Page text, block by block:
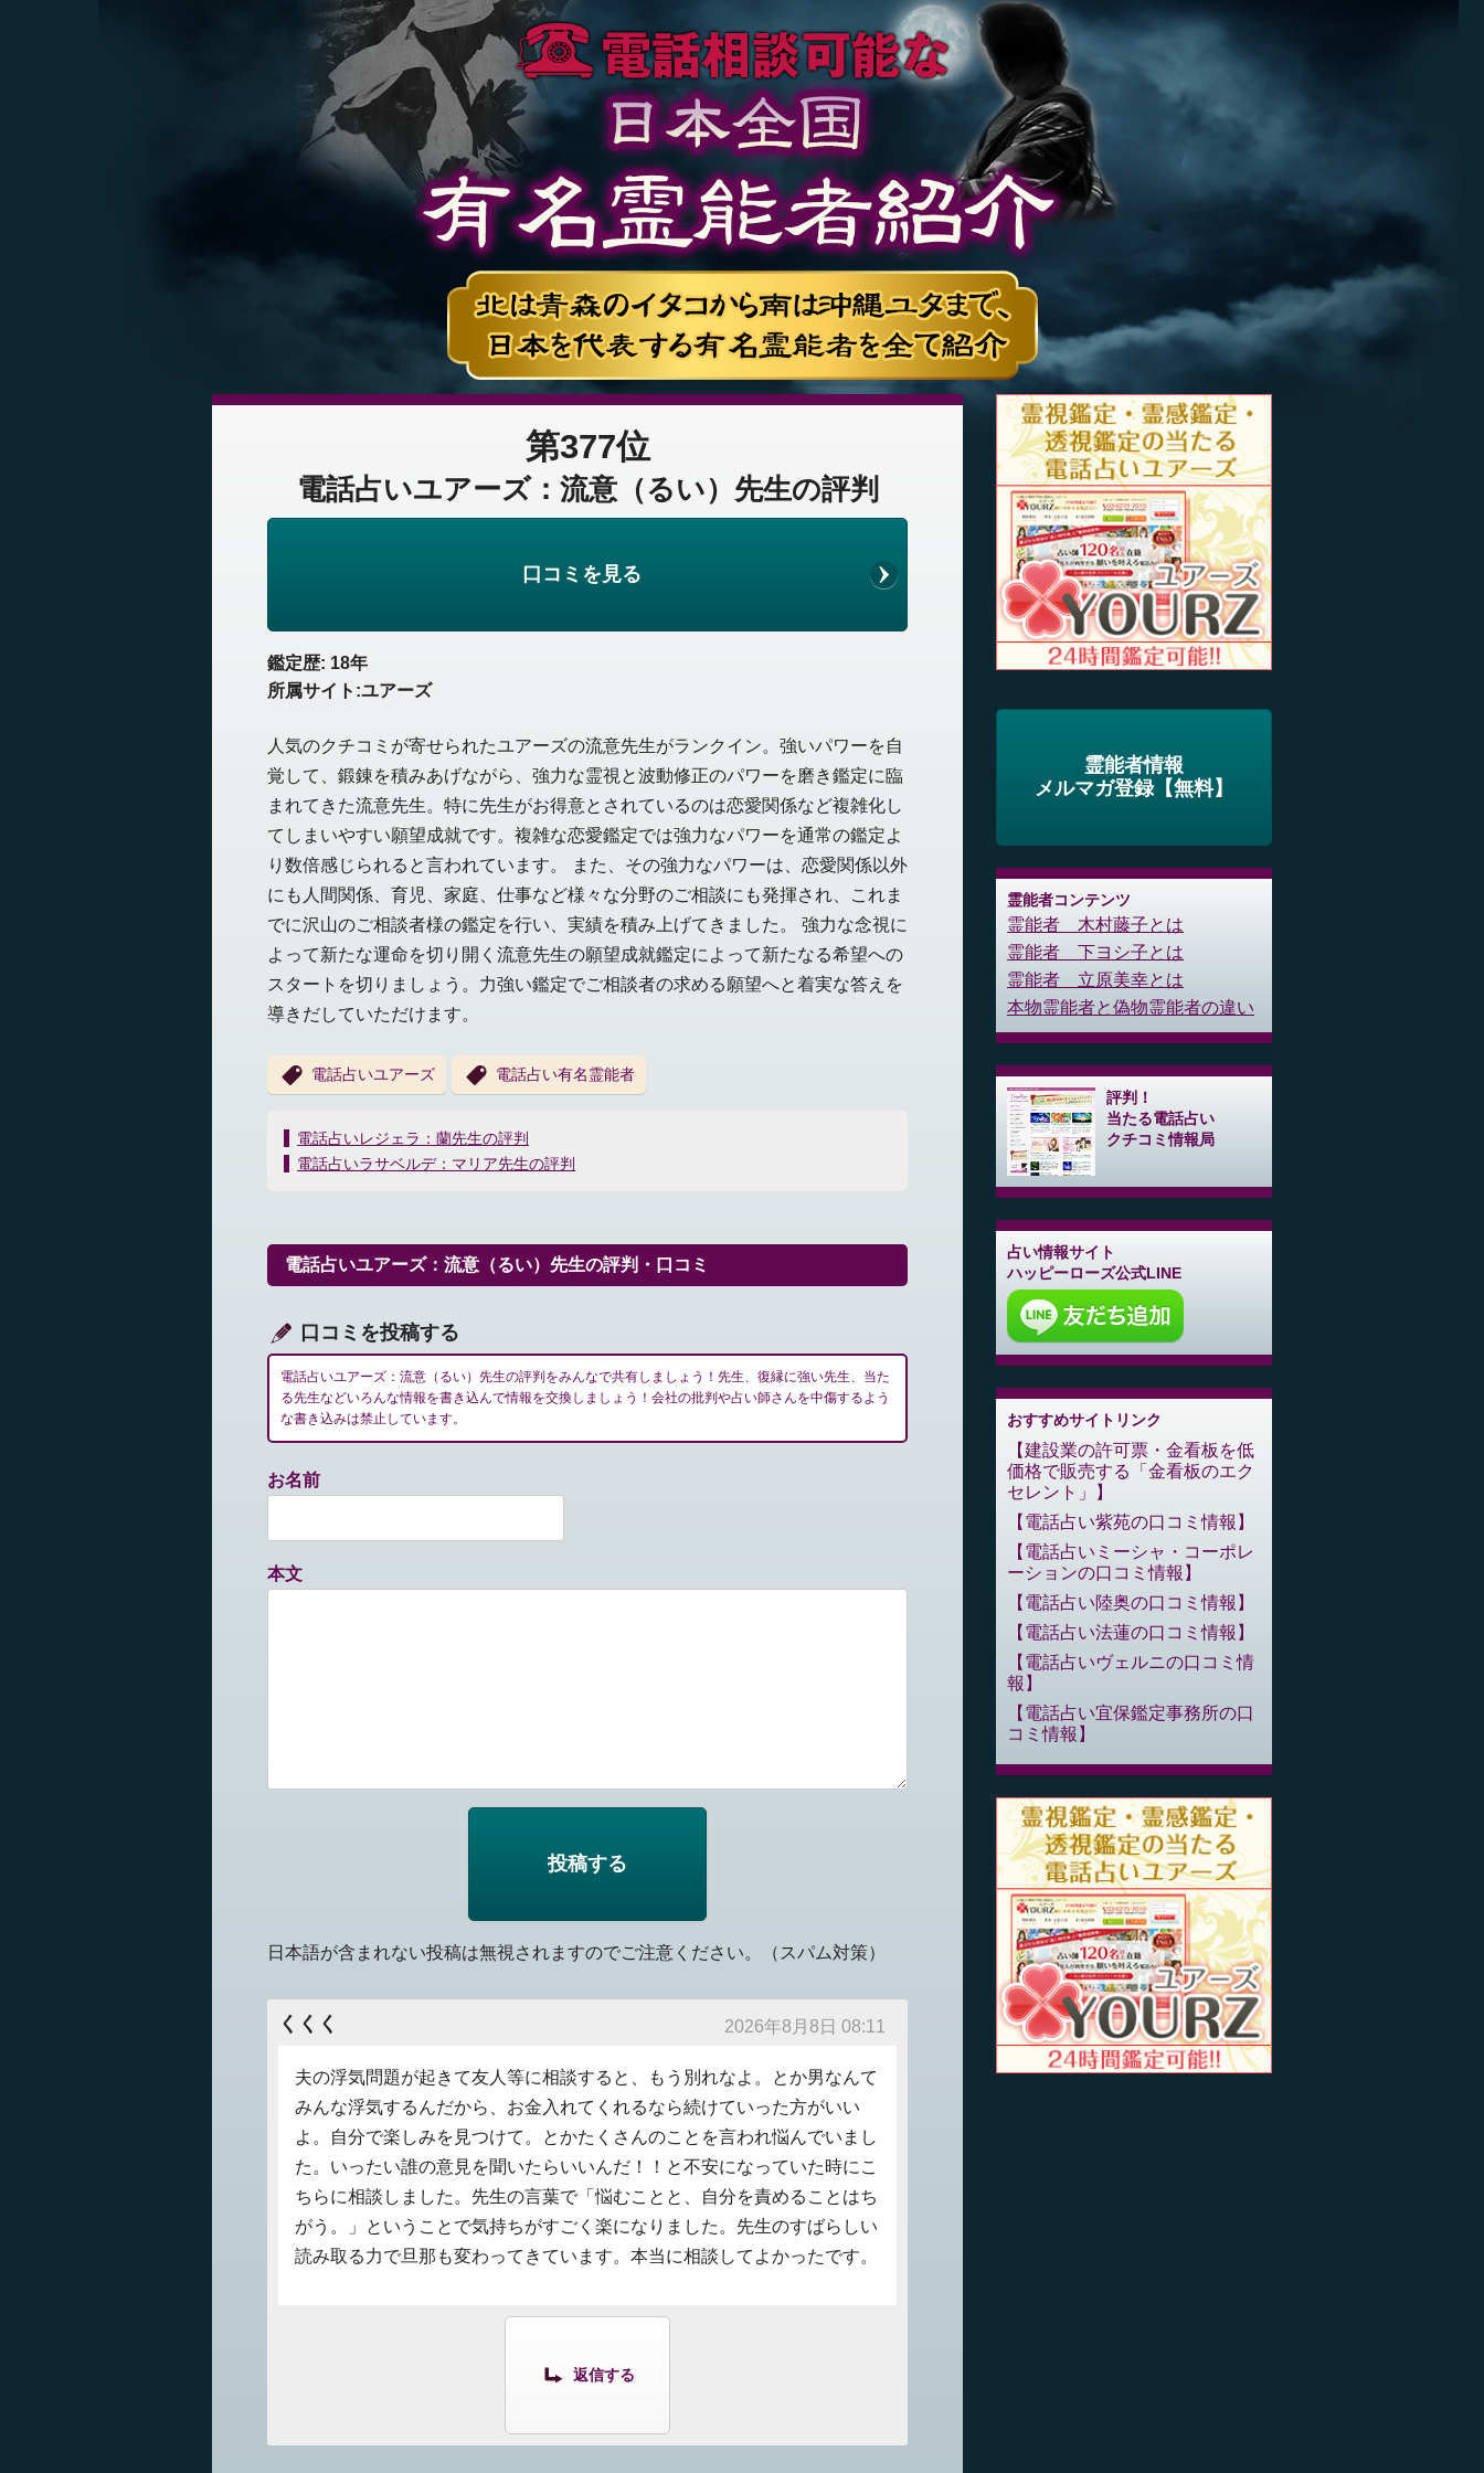
第377位
電話占いユアーズ：流意（るい）先生の評判
口コミを見る
鑑定歴: 18年
所属サイト:ユアーズ
人気のクチコミが寄せられたユアーズの流意先生がランクイン。強いパワーを自
覚して、鍛錬を積みあげながら、強力な霊視と波動修正のパワーを磨き鑑定に臨
まれてきた流意先生。特に先生がお得意とされているのは恋愛関係など複雑化し
てしまいやすい願望成就です。複雑な恋愛鑑定では強力なパワーを通常の鑑定よ
り数倍感じられると言われています。 また、その強力なパワーは、恋愛関係以外
にも人間関係、育児、家庭、仕事など様々な分野のご相談にも発揮され、これま
でに沢山のご相談者様の鑑定を行い、実績を積み上げてきました。 強力な念視に
よって新たな運命を切り開く流意先生の願望成就鑑定によって新たなる希望への
スタートを切りましょう。力強い鑑定でご相談者の求める願望へと着実な答えを
導きだしていただけます。
電話占いユアーズ 電話占い有名霊能者
投
稿
ー
シ
ン
電話占いレジェラ：蘭先生の評判
電話占いラサベルデ：マリア先生の評判
電話占いユアーズ：流意（るい）先生の評判・口コミ
口コミを投稿する
電話占いユアーズ：流意（るい）先生の評判をみんなで共有しましょう！先生、復縁に強い先生、当た
る先生などいろんな情報を書き込んで情報を交換しましょう！会社の批判や占い師さんを中傷するよう
な書き込みは禁止しています。
お名前
本文
日本語が含まれない投稿は無視されますのでご注意ください。（スパム対策）
くくく 2026年8月8日 08:11
夫の浮気問題が起きて友人等に相談すると、もう別れなよ。とか男なんて
みんな浮気するんだから、お金入れてくれるなら続けていった方がいい
よ。自分で楽しみを見つけて。とかたくさんのことを言われ悩んでいまし
た。いったい誰の意見を聞いたらいいんだ！！と不安になっていた時にこ
ちらに相談しました。先生の言葉で「悩むことと、自分を責めることはち
がう。」ということで気持ちがすごく楽になりました。先生のすばらしい
読み取る力で旦那も変わってきています。本当に相談してよかったです。
返信する
霊能者情報
メルマガ登録【無料】
霊能者コンテンツ
霊能者 木村藤子とは
霊能者 下ヨシ子とは
霊能者 立原美幸とは
本物霊能者と偽物霊能者の違い
評判！
当たる電話占い
クチコミ情報局
占い情報サイト
ハッピーローズ公式LINE
おすすめサイトリンク
建設業の許可票・金看板を低
価格で販売する「金看板のエク
セレント」
電話占い紫苑の口コミ情報
電話占いミーシャ・コーポレ
ーションの口コミ情報
電話占い陸奥の口コミ情報
電話占い法蓮の口コミ情報
電話占いヴェルニの口コミ情
報
電話占い宜保鑑定事務所の口
コミ情報